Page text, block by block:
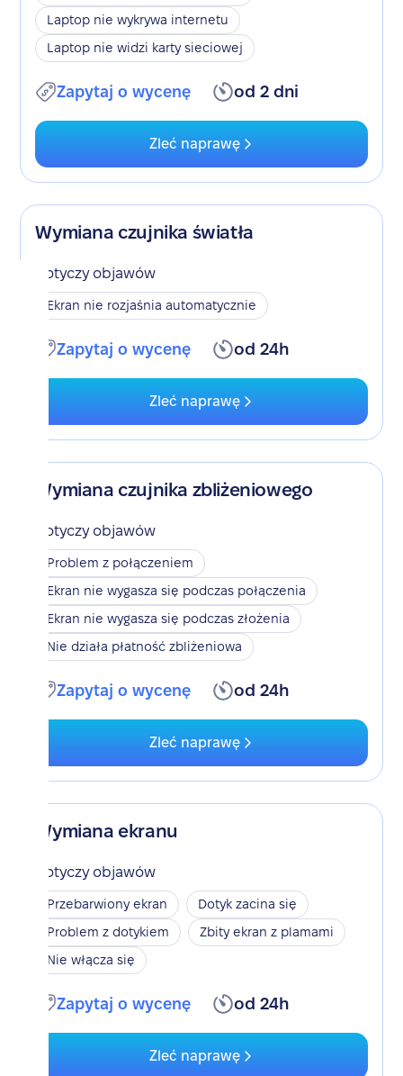
Laptop nie wykrywa internetu
Laptop nie widzi karty sieciowej
Zapytaj o wycenę od 2 dni
Zleć naprawę
Wymiana czujnika światła
Dotyczy objawów
Ekran nie rozjaśnia automatycznie
Zapytaj o wycenę od 24h
Zleć naprawę
Wymiana czujnika zbliżeniowego
Dotyczy objawów
Problem z połączeniem
Ekran nie wygasza się podczas połączenia
Ekran nie wygasza się podczas złożenia
Nie działa płatność zbliżeniowa
Zapytaj o wycenę od 24h
Zleć naprawę
Wymiana ekranu
Dotyczy objawów
Przebarwiony ekran
Dotyk zacina się
Problem z dotykiem
Zbity ekran z plamami
Nie włącza się
Zapytaj o wycenę od 24h
Zleć naprawę